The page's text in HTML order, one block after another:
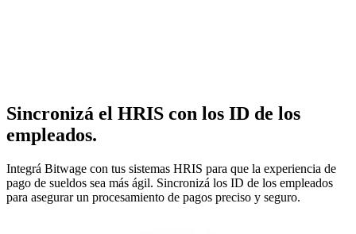
Sincronizá el HRIS con los ID de los
empleados.
Integrá Bitwage con tus sistemas HRIS para que la experiencia de
pago de sueldos sea más ágil. Sincronizá los ID de los empleados
para asegurar un procesamiento de pagos preciso y seguro.